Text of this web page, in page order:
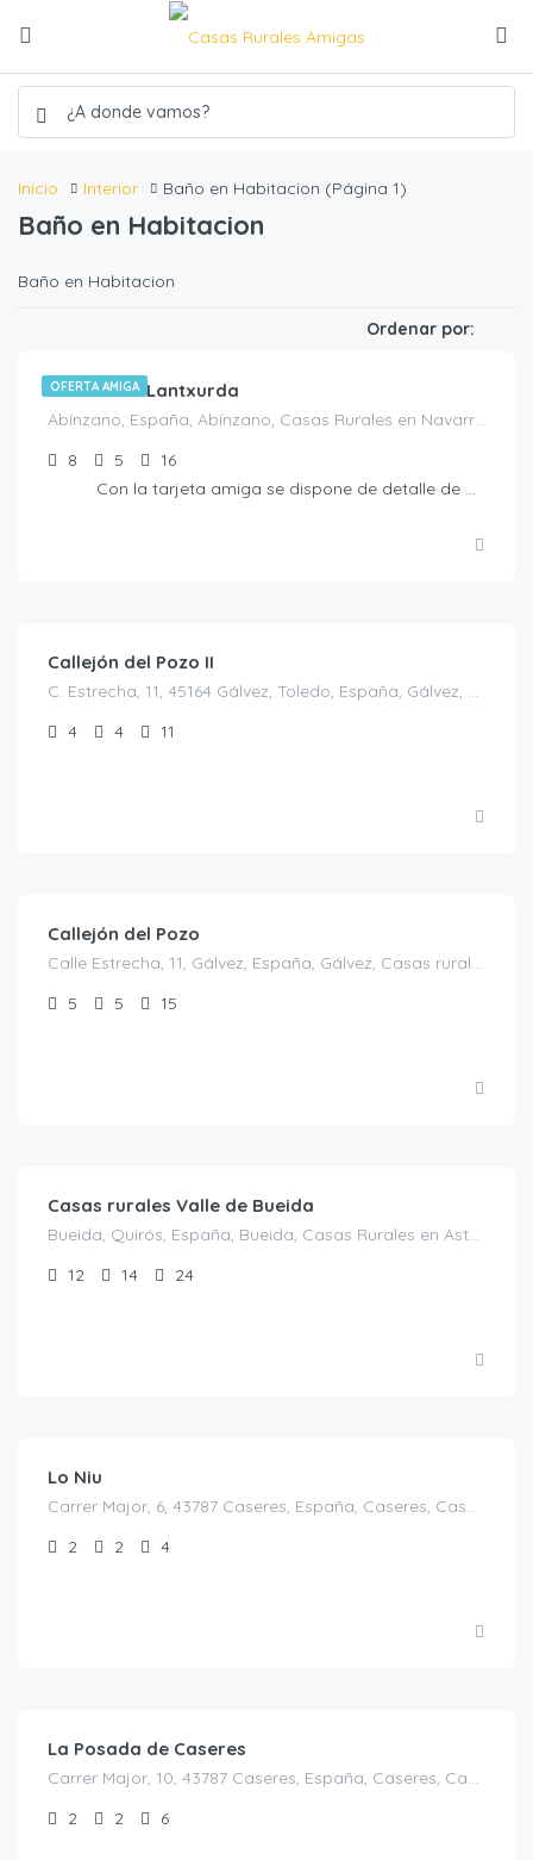
Inicio Interior Baño en Habitacion (Página 1)
Baño en Habitacion
Baño en Habitacion
Ordenar por:
OFERTA AMIGA
450.00€
Casa rural Lantxurda
Abínzano, España, Abínzano, Casas Rurales en Navarra, España
8
5
16
Con la tarjeta amiga se dispone de detalle de bienvenida
Callejón del Pozo II
C. Estrecha, 11, 45164 Gálvez, Toledo, España, Gálvez, Casas rurales en Toledo, España
4
4 11
Callejón del Pozo
Calle Estrecha, 11, Gálvez, España, Gálvez, Casas rurales en Toledo, España
5
5 15
Casas rurales Valle de Bueida
Bueida, Quirós, España, Bueida, Casas Rurales en Asturias, España
12
14 24
Lo Niu
Carrer Major, 6, 43787 Caseres, España, Caseres, Casas Rurales en Tarragona, Cataluña, España
2
2 4
La Posada de Caseres
Carrer Major, 10, 43787 Caseres, España, Caseres, Casas Rurales en Tarragona, Cataluña, España
2
2 6